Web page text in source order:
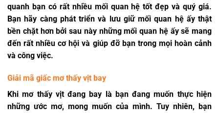
quanh bạn có rất nhiều mối quan hệ tốt đẹp và quý giá.
Bạn hãy càng phát triển và lưu giữ mối quan hệ ấy thật
bền chặt hơn bởi sau này những mối quan hệ ấy sẽ mang
đến rất nhiều cơ hội và giúp đỡ bạn trong mọi hoàn cảnh
và công việc.
Giải mã giấc mơ thấy vịt bay
Khi mơ thấy vịt đang bay là bạn đang muốn thực hiện
những ước mơ, mong muốn của mình. Tuy nhiên, bạn